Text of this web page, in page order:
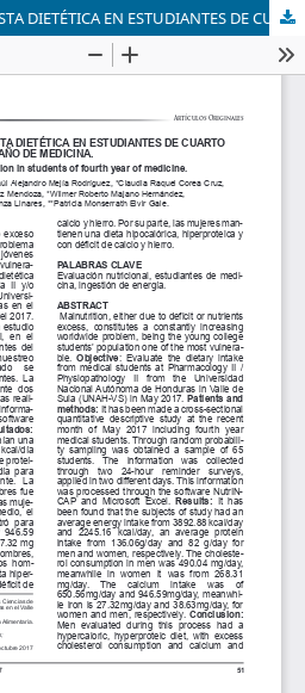
EVALUACIÓN DE LA INGESTA DIETÉTICA EN ESTUDIANTES DE CUARTO AÑO DE MEDICINA